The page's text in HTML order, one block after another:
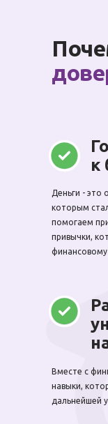
Деньги - это
которым
помогаем
привычки,
к
Вместе с
навыки,
дальнейшей